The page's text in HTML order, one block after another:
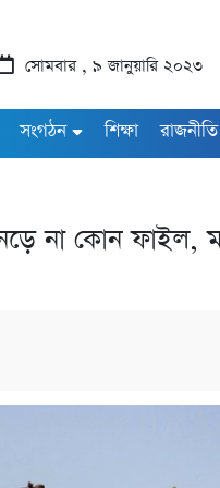
সোমবার , ৯ জানুয়ারি ২০২৩
সংগঠন শিক্ষা রাজনীতি
না কোন ফাইল,